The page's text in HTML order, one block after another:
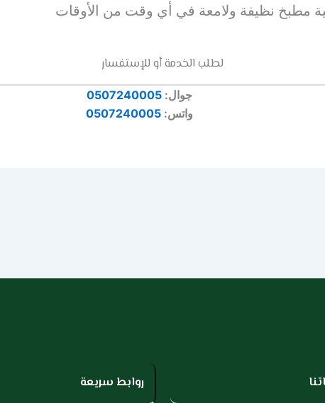
مطبخ نظيفة ولامعة في أي وقت من الأوقات
لطلب الخدمة أو للإستفسار
جوال:0507240005
واتس:0507240005
روابط سريعة